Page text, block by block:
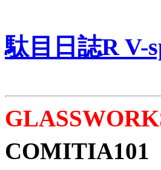
駄目日誌R V-
COMITIA101